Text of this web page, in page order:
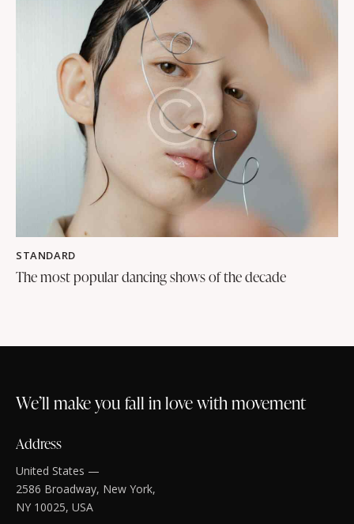
STANDARD
The most popular dancing shows of the decade
We’ll make you fall in love with movement
Address
United States —
2586 Broadway, New York,
NY 10025, USA